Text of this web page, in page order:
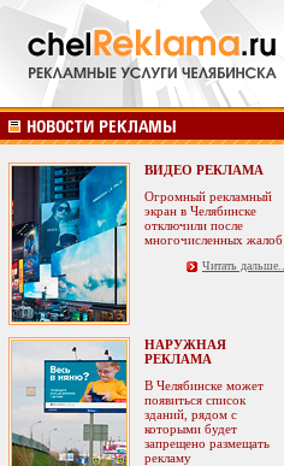
ВИДЕО РЕКЛАМА
Огромный рекламный
экран в Челябинске
отключили после
многочисленных жалоб
Читать дальше...
НАРУЖНАЯ
РЕКЛАМА
В Челябинске может
появиться список
зданий, рядом с
которыми будет
запрещено размещать
рекламу